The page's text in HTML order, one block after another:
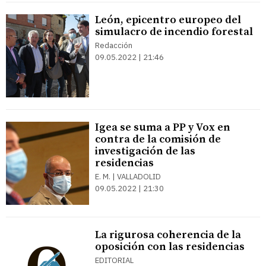
León, epicentro europeo del
simulacro de incendio forestal
Redacción
09.05.2022 | 21:46
Igea se suma a PP y Vox en
contra de la comisión de
investigación de las
residencias
E. M. | VALLADOLID
09.05.2022 | 21:30
La rigurosa coherencia de la
oposición con las residencias
EDITORIAL